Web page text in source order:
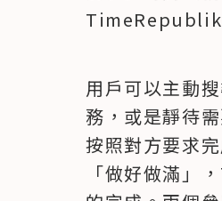
TimeRepublik
用戶可以主動
務，或是靜待
按照對方要求
「做好做滿」